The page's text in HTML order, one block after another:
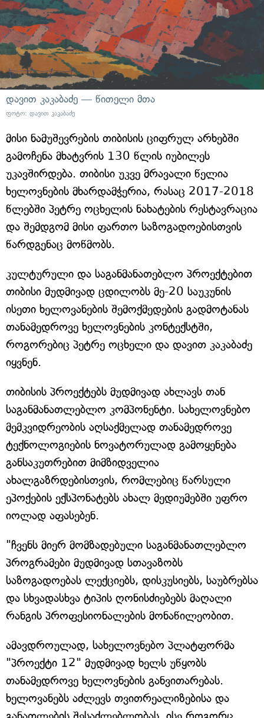
დავით კაკაბაძე — წითელი მთა
ფოტო: დავით კაკაბაძე
მისი ნამუშევრების თიბისის ციფრულ არხებში
გამოჩენა მხატვრის 130 წლის იუბილეს
უკავშირდება. თიბისი უკვე მრავალი წელია
ხელოვნების მხარდამჭერია, რასაც 2017-2018
წლებში პეტრე ოცხელის ნახატების რესტავრაცია
და შემდგომ მისი ფართო საზოგადოებისთვის
წარდგენაც მოწმობს.
კულტურული და საგანმანათებლო პროექტებით
თიბისი მუდმივად ცდილობს მე-20 საუკუნის
ისეთი ხელოვანების შემოქმედების გადმოტანას
თანამედროვე ხელოვნების კონტექსტში,
როგორებიც პეტრე ოცხელი და დავით კაკაბაძე
იყვნენ.
თიბისის პროექტებს მუდმივად ახლავს თან
საგანმანათლებლო კომპონენტი. სახელოვნებო
მემკვიდრეობის აღსაქმელად თანამედროვე
ტექნოლოგიების ნოვატორულად გამოყენება
განსაკუთრებით მიმზიდველია
ახალგაზრდებისთვის, რომლებიც წარსული
ეპოქების ექსპონატებს ახალ მედიუმებში უფრო
იოლად აფასებენ.
"ჩვენს მიერ მომზადებული საგანმანათლებლო
პროგრამები მუდმივად სთავაზობს
საზოგადოებას ლექციებს, დისკუსიებს, საუბრებსა
და სხვადასხვა ტიპის ღონისძიებებს მაღალი
რანგის პროფესიონალების მონაწილეობით.
ამავდროულად, სახელოვნებო პლატფორმა
"პროექტი 12" მუდმივად ხელს უწყობს
თანამედროვე ხელოვნების განვითარებას.
ხელოვანებს აძლევს თვითრეალიზებისა და